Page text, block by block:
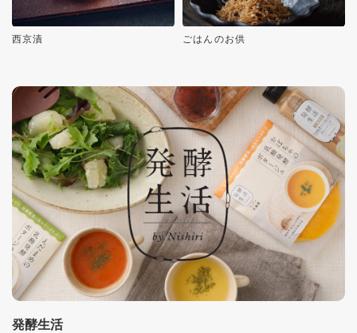
西京漬 ごはんのお供
発酵生活